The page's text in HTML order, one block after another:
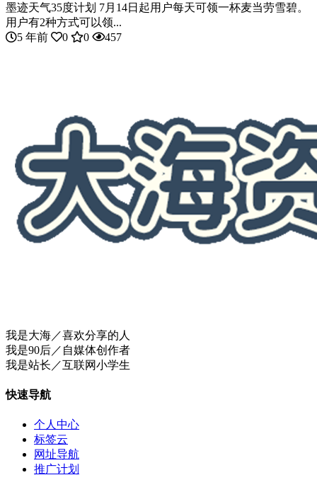
墨迹天气35度计划 7月14日起用户每天可领一杯麦当劳雪碧。
用户有2种方式可以领...
5 年前
0 0 457
我是大海／喜欢分享的人
我是90后／自媒体创作者
我是站长／互联网小学生
快速导航
个人中心
标签云
网址导航
推广计划